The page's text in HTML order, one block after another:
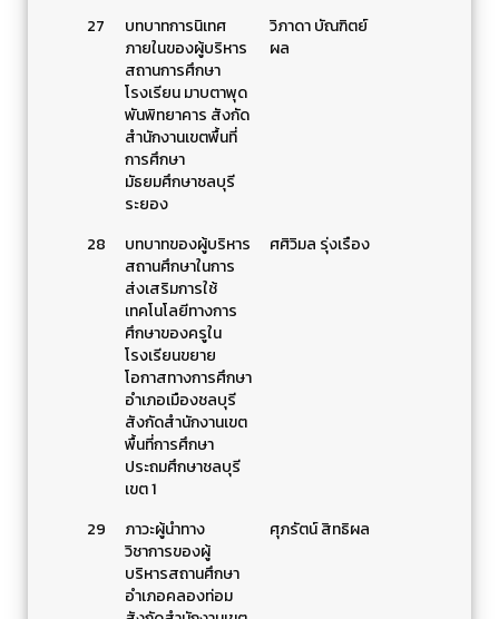
27
บทบาทการนิเทศ
ภายในของผู้บริหาร
สถานการศึกษา
โรงเรียน มาบตาพุด
พันพิทยาคาร สังกัด
สำนักงานเขตพื้นที่
การศึกษา
มัธยมศึกษาชลบุรี
ระยอง
วิภาดา บัณฑิตย์
ผล
28
บทบาทของผู้บริหาร
สถานศึกษาในการ
ส่งเสริมการใช้
เทคโนโลยีทางการ
ศึกษาของครูใน
โรงเรียนขยาย
โอกาสทางการศึกษา
อำเภอเมืองชลบุรี
สังกัดสำนักงานเขต
พื้นที่การศึกษา
ประถมศึกษาชลบุรี
เขต 1
ศศิวิมล รุ่งเรือง
29
ภาวะผู้นําทาง
วิชาการของผู้
บริหารสถานศึกษา
อําเภอคลองท่อม
ศุภรัตน์ สิทธิผล